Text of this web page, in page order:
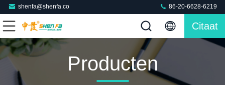
shenfa@shenfa.co 86-20-6628-6219
Citaat
Producten